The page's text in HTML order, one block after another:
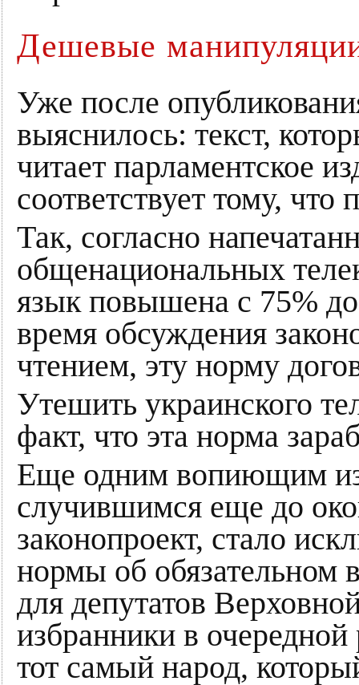
Дешевые
Уже после
выяснилось: текст,
читает парламентское
соответствует тому,
Так, согласно
общенациональных
язык повышена с 75%
время обсуждения
чтением, эту норму
Утешить украинского
факт, что эта норма
Еще одним вопиющим
случившимся еще до
законопроект, стало
нормы об обязательном
для депутатов
избранники в
тот самый народ,